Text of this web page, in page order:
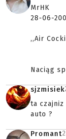
MrHK
28-06-
,,Air
Naciąg
sjzmisiek
ta
auto ?
Promant